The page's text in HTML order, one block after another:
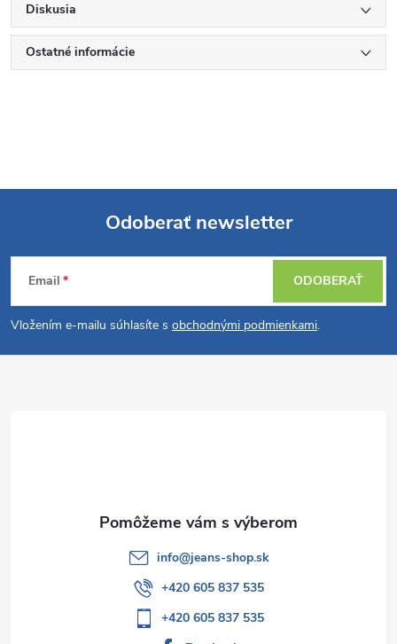
Diskusia
Ostatné informácie
Z
á
p
Odoberať newsletter
Email
Vložením e-mailu súhlasíte s obchodnými podmienkami.
ODOBERAŤ
info@jeans-shop.sk
+420 605 837 535
+420 605 837 535